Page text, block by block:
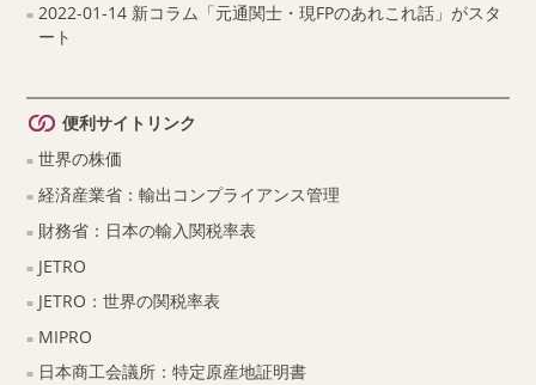
2022-01-14 新コラム「元通関士・現FPのあれこれ話」がスタ
ート
便利サイトリンク
世界の株価
経済産業省：輸出コンプライアンス管理
財務省：日本の輸入関税率表
JETRO
JETRO：世界の関税率表
MIPRO
日本商工会議所：特定原産地証明書